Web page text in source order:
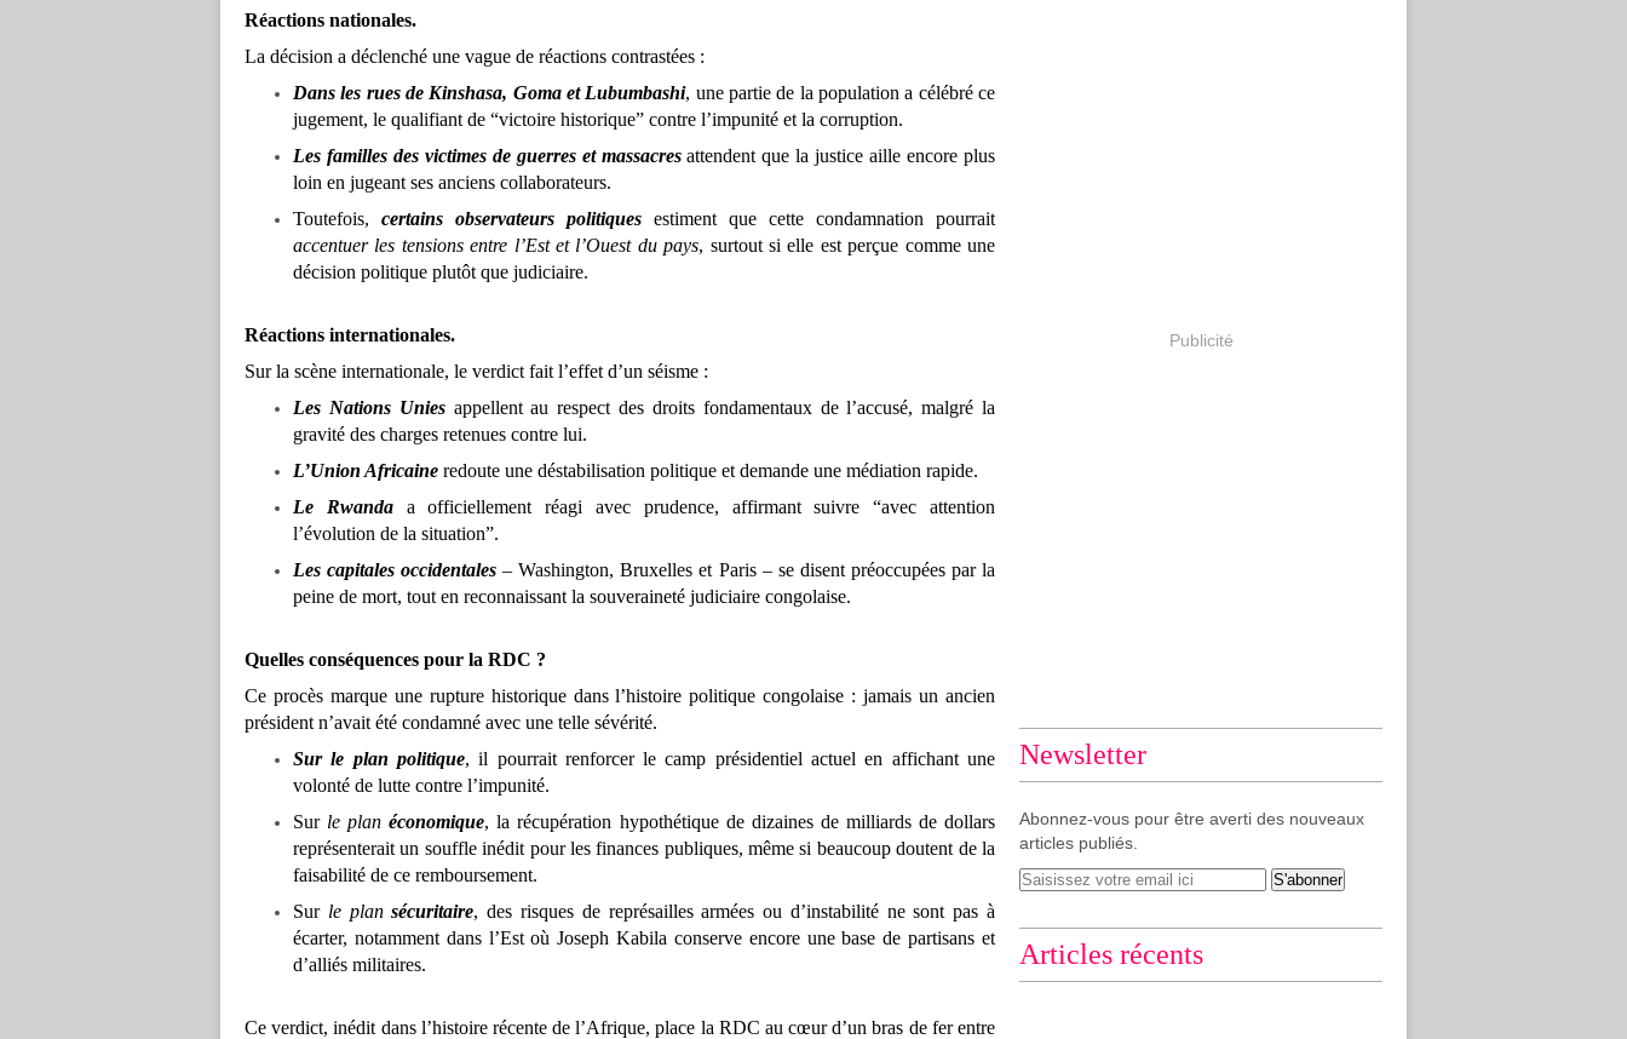
Réactions nationales.
La décision a déclenché une vague de réactions contrastées :
Dans les rues de Kinshasa, Goma et Lubumbashi, une partie de la population a célébré ce
jugement, le qualifiant de “victoire historique” contre l’impunité et la corruption.
Les familles des victimes de guerres et massacresattendent que la justice aille encore plus
loin en jugeant ses anciens collaborateurs.
Toutefois, certains observateurs politiques estiment que cette condamnation pourrait
accentuer les tensions entre l’Est et l’Ouest du pays, surtout si elle est perçue comme une
décision politique plutôt que judiciaire.
Réactions internationales.
Sur la scène internationale, le verdict fait l’effet d’un séisme :
Les Nations Uniesappellent au respect des droits fondamentaux de l’accusé, malgré la
gravité des charges retenues contre lui.
L’Union Africaine redoute une déstabilisation politique et demande une médiation rapide.
Le Rwandaa officiellement réagi avec prudence, affirmant suivre “avec attention
l’évolution de la situation”.
Les capitales occidentales – Washington, Bruxelles et Paris – se disent préoccupées par la
peine de mort, tout en reconnaissant la souveraineté judiciaire congolaise.
Quelles conséquences pour la RDC ?
Ce procès marque une rupture historique dans l’histoire politique congolaise : jamais un ancien
président n’avait été condamné avec une telle sévérité.
Sur le plan politique, il pourrait renforcer le camp présidentiel actuel en affichant une
volonté de lutte contre l’impunité.
Sur le planéconomique, la récupération hypothétique de dizaines de milliards de dollars
représenterait un souffle inédit pour les finances publiques, même si beaucoup doutent de la
faisabilité de ce remboursement.
Sur le plansécuritaire, des risques de représailles armées ou d’instabilité ne sont pas à
écarter, notamment dans l’Est où Joseph Kabila conserve encore une base de partisans et
d’alliés militaires.
Ce verdict, inédit dans l’histoire récente de l’Afrique, place la RDC au cœur d’un bras de fer entre
Publicité
Newsletter
Abonnez-vous pour être averti des nouveaux
articles publiés.
Articles récents